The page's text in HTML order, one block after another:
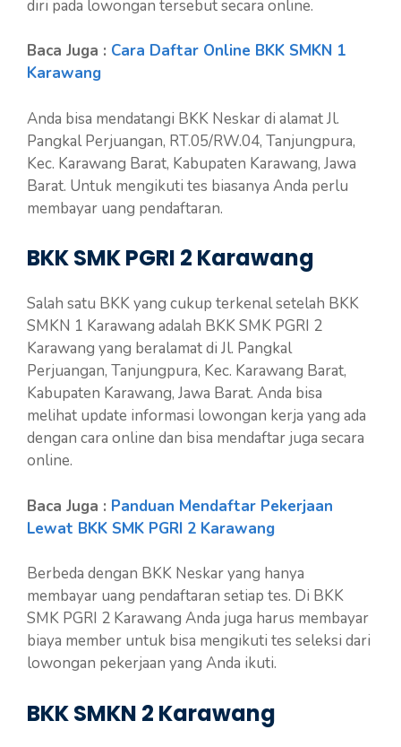
diri pada lowongan tersebut secara online.
Baca Juga : Cara Daftar Online BKK SMKN 1
Karawang
Anda bisa mendatangi BKK Neskar di alamat Jl.
Pangkal Perjuangan, RT.05/RW.04, Tanjungpura,
Kec. Karawang Barat, Kabupaten Karawang, Jawa
Barat. Untuk mengikuti tes biasanya Anda perlu
membayar uang pendaftaran.
BKK SMK PGRI 2 Karawang
Salah satu BKK yang cukup terkenal setelah BKK
SMKN 1 Karawang adalah BKK SMK PGRI 2
Karawang yang beralamat di Jl. Pangkal
Perjuangan, Tanjungpura, Kec. Karawang Barat,
Kabupaten Karawang, Jawa Barat. Anda bisa
melihat update informasi lowongan kerja yang ada
dengan cara online dan bisa mendaftar juga secara
online.
Baca Juga : Panduan Mendaftar Pekerjaan
Lewat BKK SMK PGRI 2 Karawang
Berbeda dengan BKK Neskar yang hanya
membayar uang pendaftaran setiap tes. Di BKK
SMK PGRI 2 Karawang Anda juga harus membayar
biaya member untuk bisa mengikuti tes seleksi dari
lowongan pekerjaan yang Anda ikuti.
BKK SMKN 2 Karawang